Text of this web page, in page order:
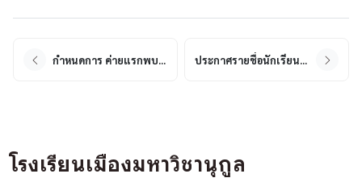
กำหนดการ ค่ายแรกพบ มวก. — FIRST MEET 2026 ประกาศรายชื่อนักเรียนช่วยงานกิจกรรม First Meet 2026
โรงเรียนเมืองมหาวิชานุกูล